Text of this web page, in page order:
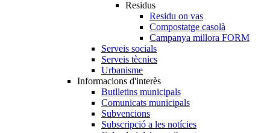
Residus
Residu on vas
Compostatge casolà
Campanya millora FORM
Serveis socials
Serveis tècnics
Urbanisme
Informacions d'interès
Butlletins municipals
Comunicats municipals
Subvencions
Subscripció a les notícies